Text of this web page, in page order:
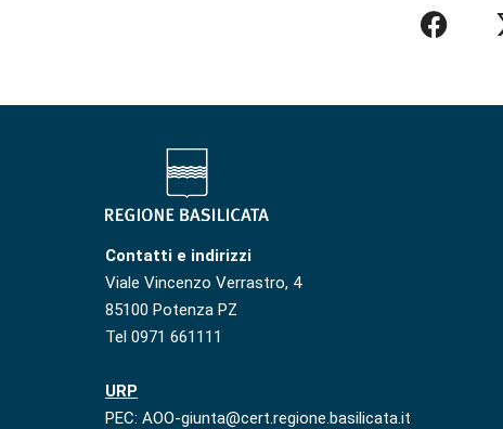
Contatti e indirizzi
Viale Vincenzo Verrastro, 4
85100 Potenza PZ
Tel 0971 661111
URP
PEC: AOO-giunta@cert.regione.basilicata.it